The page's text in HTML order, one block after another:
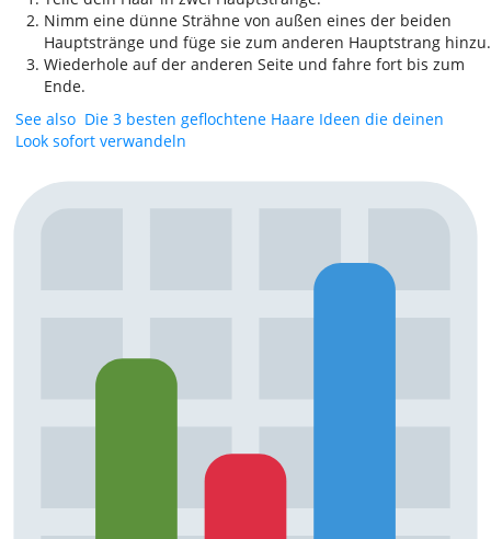
Nimm eine dünne Strähne von außen eines der beiden
Hauptstränge und füge sie zum anderen Hauptstrang hinzu.
Wiederhole auf der anderen Seite und fahre fort bis zum
Ende.
See also Die 3 besten geflochtene Haare Ideen die deinen
Look sofort verwandeln